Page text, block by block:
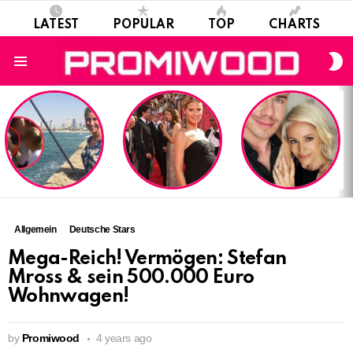
LATEST POPULAR TOP CHARTS
LATEST
STORIES
Allgemein Deutsche Stars
Mega-Reich! Vermögen: Stefan
Mross & sein 500.000 Euro
Wohnwagen!
by Promiwood 4 years ago